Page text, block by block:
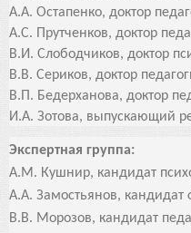
А.А. Остапенко, доктор
А.С. Прутченков, доктор
В.И. Слободчиков, доктор
В.В. Сериков, доктор
В.П. Бедерханова, доктор
И.А. Зотова, выпускающий
Экспертная группа:
А.М. Кушнир, кандидат
А.А. Замостьянов, кандидат
В.В. Морозов, кандидат